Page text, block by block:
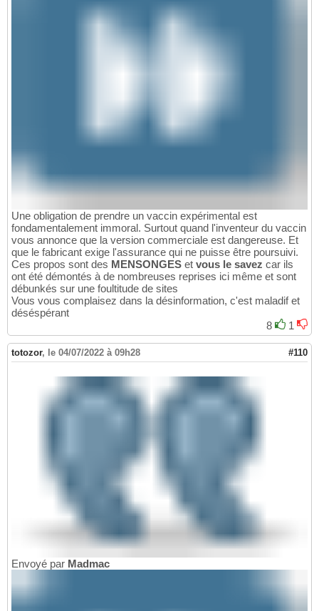
Une obligation de prendre un vaccin expérimental est
fondamentalement immoral. Surtout quand l'inventeur du vaccin
vous annonce que la version commerciale est dangereuse. Et
que le fabricant exige l'assurance qui ne puisse être poursuivi.
Ces propos sont des MENSONGES et vous le savez car ils
ont été démontés à de nombreuses reprises ici même et sont
débunkés sur une foultitude de sites
Vous vous complaisez dans la désinformation, c'est maladif et
déséspérant
8
1
totozor, le 04/07/2022 à 09h28 #110
Envoyé par Madmac